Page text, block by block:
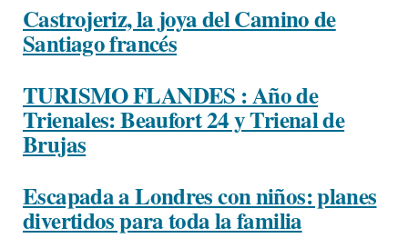
Castrojeriz, la joya del Camino de
Santiago francés
TURISMO FLANDES : Año de
Trienales: Beaufort 24 y Trienal de
Brujas
Escapada a Londres con niños: planes
divertidos para toda la familia